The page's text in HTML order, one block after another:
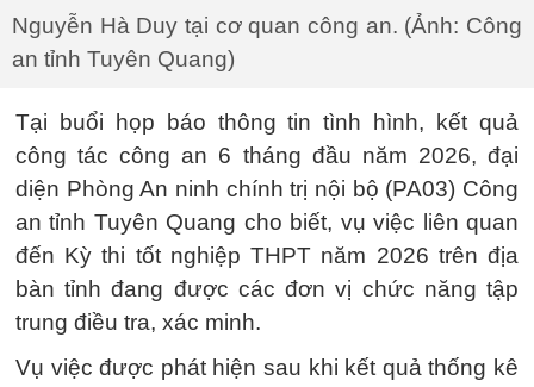
Nguyễn Hà Duy tại cơ quan công an. (Ảnh: Công
an tỉnh Tuyên Quang)
Tại buổi họp báo thông tin tình hình, kết quả
công tác công an 6 tháng đầu năm 2026, đại
diện Phòng An ninh chính trị nội bộ (PA03) Công
an tỉnh Tuyên Quang cho biết, vụ việc liên quan
đến Kỳ thi tốt nghiệp THPT năm 2026 trên địa
bàn tỉnh đang được các đơn vị chức năng tập
trung điều tra, xác minh.
Vụ việc được phát hiện sau khi kết quả thống kê